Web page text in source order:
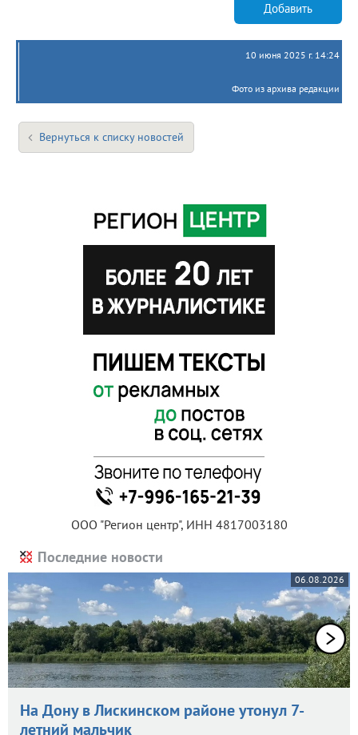
Добавить
10 июня 2025 г. 14:24
Фото из архива редакции
Вернуться к списку новостей
ООО "Регион центр", ИНН 4817003180
Последние новости
06.08.2026
На Дону в Лискинском районе утонул 7-
летний мальчик